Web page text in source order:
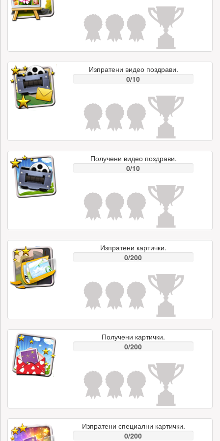
Изпратени видео поздрави.
0/10
Получени видео поздрави.
0/10
Изпратени картички.
0/200
Получени картички.
0/200
Изпратени специални картички.
0/200